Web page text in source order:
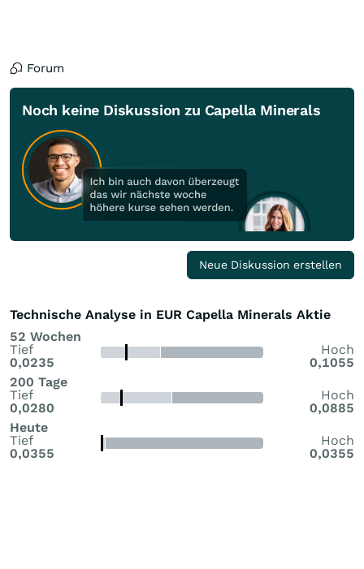
Forum
Noch keine Diskussion zu Capella Minerals
Neue Diskussion erstellen
Technische Analyse in EUR Capella Minerals Aktie
52 Wochen
Tief
0,0235
Hoch
0,1055
200 Tage
Tief
0,0280
Hoch
0,0885
Heute
Tief
0,0355
Hoch
0,0355